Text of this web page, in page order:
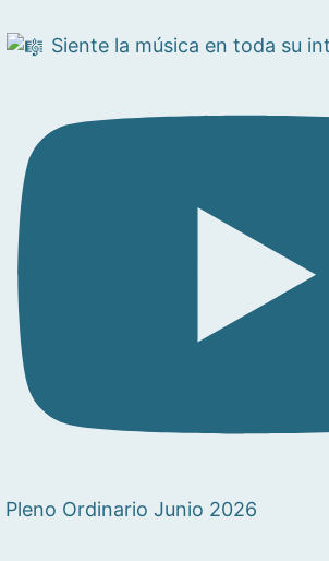
Siente la música en toda su
Pleno Ordinario Junio 2026